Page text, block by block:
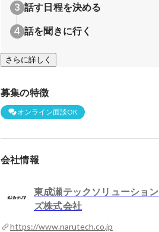
話す日程を決める
話を聞きに行く
さらに詳しく
募集の特徴
オンライン面談OK
会社情報
東成瀬テックソリューション
ズ株式会社
https://www.narutech.co.jp